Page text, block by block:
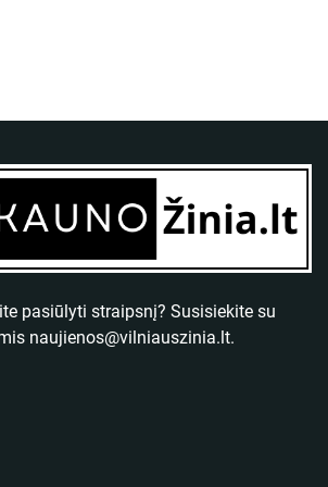
pasiūlyti straipsnį? Susisiekite su
naujienos@vilniauszinia.lt.